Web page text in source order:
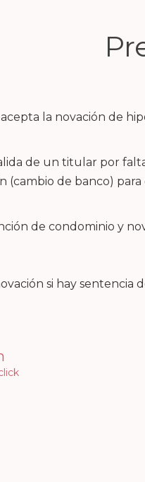
acepta la novación de
de un titular por
(cambio de banco) para
de condominio y
si hay sentencia